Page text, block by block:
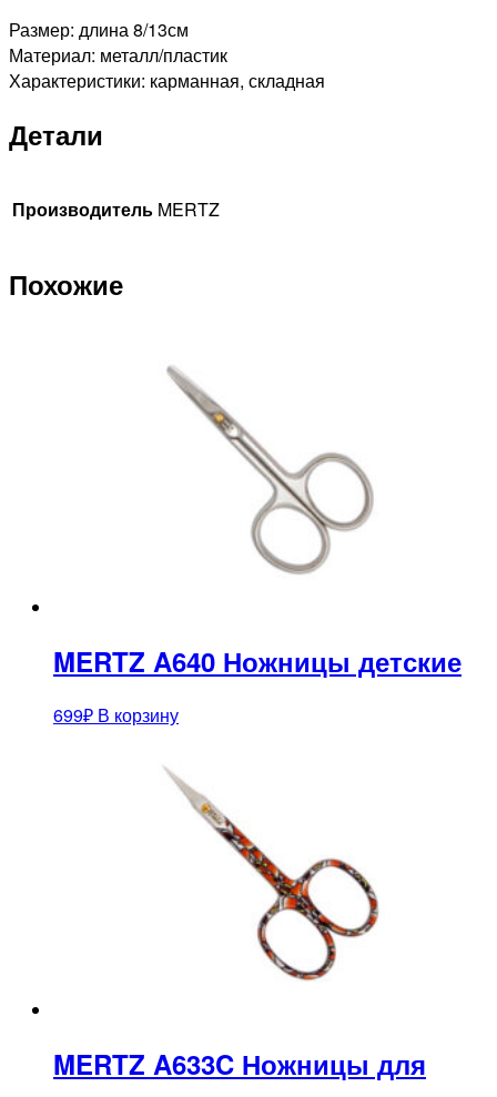
Размер: длина 8/13см
Материал: металл/пластик
Характеристики: карманная, складная
Детали
Производитель MERTZ
Похожие
MERTZ A640 Ножницы детские
699₽ В корзину
MERTZ A633C Ножницы для